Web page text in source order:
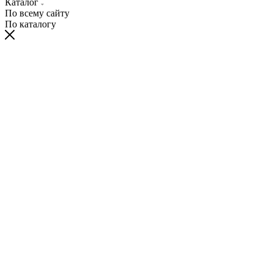
Каталог
По всему сайту
По каталогу